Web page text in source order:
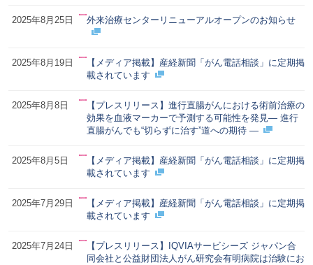
2025年8月25日 外来治療センターリニューアルオープンのお知らせ
2025年8月19日
【メディア掲載】産経新聞「がん電話相談」に定期掲
載されています
2025年8月8日
【プレスリリース】進行直腸がんにおける術前治療の
効果を血液マーカーで予測する可能性を発見― 進行
直腸がんでも“切らずに治す”道への期待 ―
2025年8月5日
【メディア掲載】産経新聞「がん電話相談」に定期掲
載されています
2025年7月29日
【メディア掲載】産経新聞「がん電話相談」に定期掲
載されています
2025年7月24日
【プレスリリース】IQVIAサービシーズ ジャパン合
同会社と公益財団法人がん研究会有明病院は治験にお